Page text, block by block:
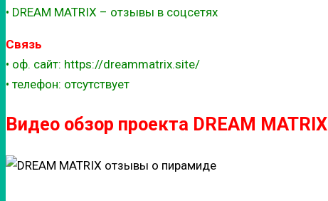
• DREAM MATRIX – отзывы в соцсетях
Связь
• оф. сайт: https://dreammatrix.site/
• телефон: отсутствует
Видео обзор проекта DREAM MATRIX